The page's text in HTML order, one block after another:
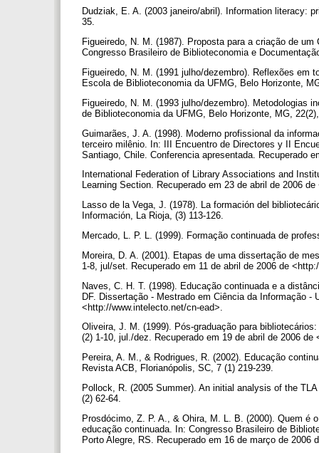
Dudziak, E. A. (2003 janeiro/abril). Information literacy:
35.
Figueiredo, N. M. (1987). Proposta para a criação de
Congresso Brasileiro de Biblioteconomia e
Figueiredo, N. M. (1991 julho/dezembro). Reflexões em
Escola de Biblioteconomia da UFMG, Belo Horizonte,
Figueiredo, N. M. (1993 julho/dezembro). Metodologias
de Biblioteconomia da UFMG, Belo Horizonte, MG,
Guimarães, J. A. (1998). Moderno profissional da
terceiro milênio. In: III Encuentro de Directores y II
Santiago, Chile. Conferencia apresentada. Recuperado
International Federation of Library Associations and
Learning Section. Recuperado em 23 de abril de 2006
Lasso de la Vega, J. (1978). La formación del
Información, La Rioja, (3) 113-126.
Mercado, L. P. L. (1999). Formação continuada de
Moreira, D. A. (2001). Etapas de uma dissertação de
1-8, jul/set. Recuperado em 11 de abril de 2006 de
Naves, C. H. T. (1998). Educação continuada e a
DF. Dissertação - Mestrado em Ciência da Informação
<http://www.intelecto.net/cn-ead>.
Oliveira, J. M. (1999). Pós-graduação para
(2) 1-10, jul./dez. Recuperado em 19 de abril de 2006
Pereira, A. M., & Rodrigues, R. (2002). Educação
Revista ACB, Florianópolis, SC, 7 (1) 219-239.
Pollock, R. (2005 Summer). An initial analysis of the
(2) 62-64.
Prosdócimo, Z. P. A., & Ohira, M. L. B. (2000). Quem é
educação continuada. In: Congresso Brasileiro de
Porto Alegre, RS. Recuperado em 16 de março de